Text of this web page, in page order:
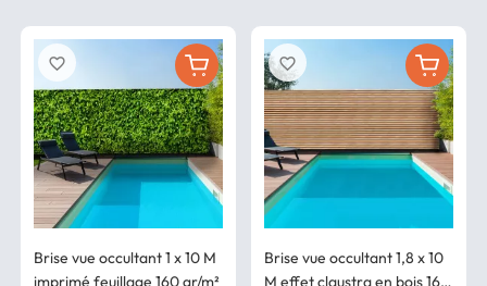
Brise vue occultant 1 x 10 M
imprimé feuillage 160 gr/m²
favorite_border
Brise vue occultant 1,8 x 10
M effet claustra en bois 160
favorite_border